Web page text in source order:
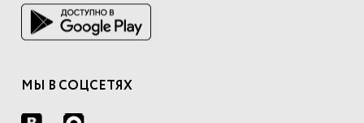
МЫ В СОЦСЕТЯХ